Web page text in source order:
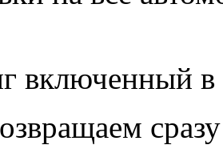
включенный в